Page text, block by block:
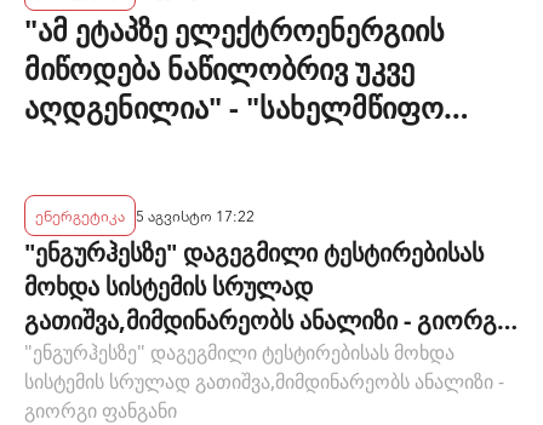
"ამ ეტაპზე ელექტროენერგიის
მიწოდება ნაწილობრივ უკვე
აღდგენილია" - "სახელმწიფო
ენერგეტიკა 5 აგვისტო 17:22
"ენგურჰესზე" დაგეგმილი ტესტირებისას
მოხდა სისტემის სრულად
გათიშვა,მიმდინარეობს ანალიზი - გიორგი
ფანგანი
"ენგურჰესზე" დაგეგმილი ტესტირებისას მოხდა
სისტემის სრულად გათიშვა,მიმდინარეობს ანალიზი -
გიორგი ფანგანი